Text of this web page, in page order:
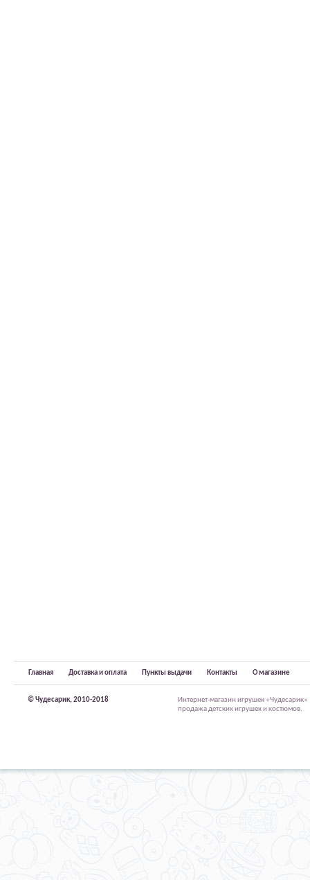
Главная Доставка и оплата Пункты выдачи Контакты О магазине
© Чудесарик, 2010-2018
Интернет-магазин игрушек
продажа детских игрушек и костюмов.